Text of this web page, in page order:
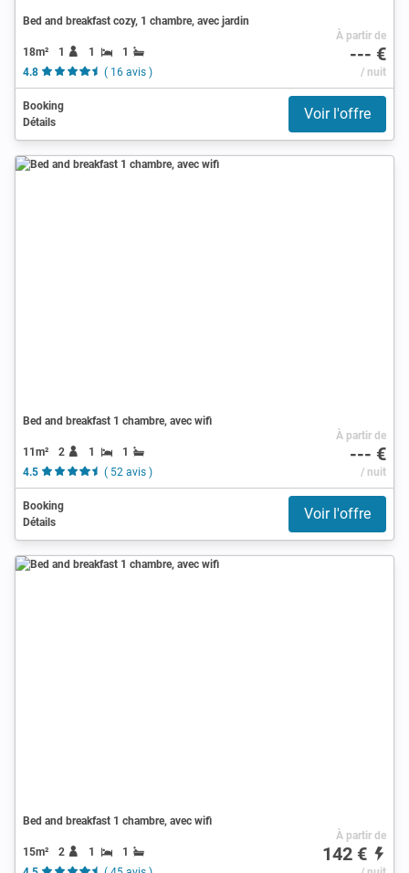
Bed and breakfast cozy, 1 chambre, avec jardin
18m² 1 1
1
4.8
( 16 avis )
À partir de
--- €
/ nuit
Booking
Détails
Voir l'offre
Bed and breakfast 1 chambre, avec wifi
11m² 2 1
1
4.5
( 52 avis )
À partir de
--- €
/ nuit
Booking
Détails
Voir l'offre
Bed and breakfast 1 chambre, avec wifi
15m² 2 1
1
À partir de
142 €